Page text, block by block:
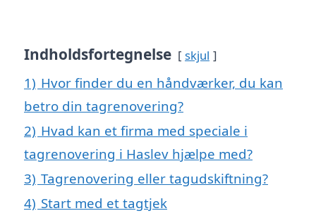
Indholdsfortegnelse skjul
1) Hvor finder du en håndværker, du kan
betro din tagrenovering?
2) Hvad kan et firma med speciale i
tagrenovering i Haslev hjælpe med?
3) Tagrenovering eller tagudskiftning?
4) Start med et tagtjek